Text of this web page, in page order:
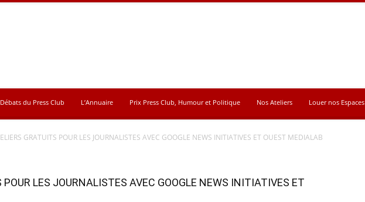
du Press Club L’Annuaire Prix Press Club, Humour et Politique Nos Ateliers Louer nos Espaces
GRATUITS POUR LES JOURNALISTES AVEC GOOGLE NEWS INITIATIVES ET OUEST MEDIALAB
LES JOURNALISTES AVEC GOOGLE NEWS INITIATIVES ET